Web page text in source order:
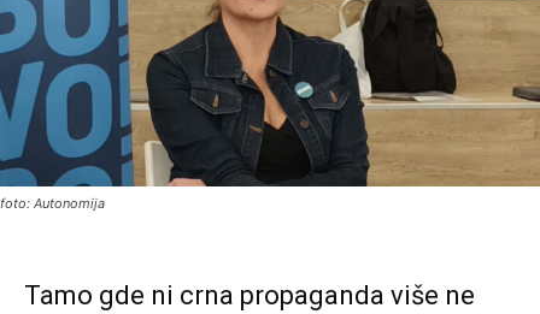
foto: Autonomija
Tamo gde ni crna propaganda više ne